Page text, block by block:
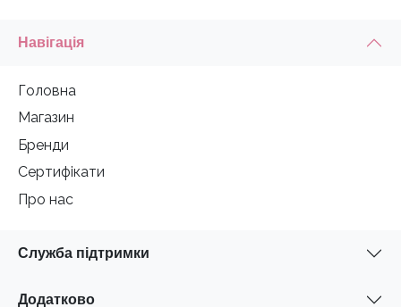
Навігація
Головна
Магазин
Бренди
Сертифікати
Про нас
Служба підтримки
Додатково